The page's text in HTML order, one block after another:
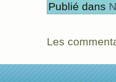
Publié dans
Les